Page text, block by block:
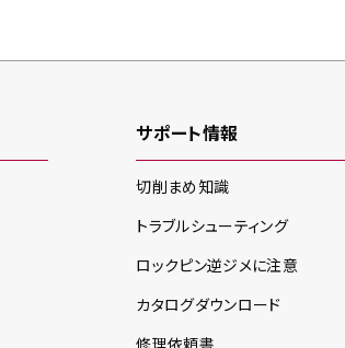
サポート情報
切削まめ知識
トラブルシューティング
ロックピン逆ジメに注意
カタログダウンロード
修理依頼書